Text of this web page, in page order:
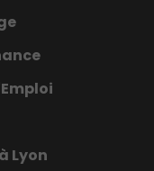
Lyon